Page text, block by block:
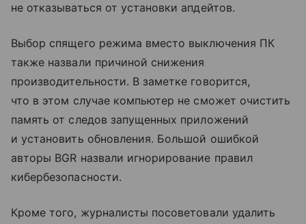
не отказываться от установки апдейтов.
Выбор спящего режима вместо выключения ПК
также назвали причиной снижения
производительности. В заметке говорится,
что в этом случае компьютер не сможет очистить
память от следов запущенных приложений
и установить обновления. Большой ошибкой
авторы BGR назвали игнорирование правил
кибербезопасности.
Кроме того, журналисты посоветовали удалить